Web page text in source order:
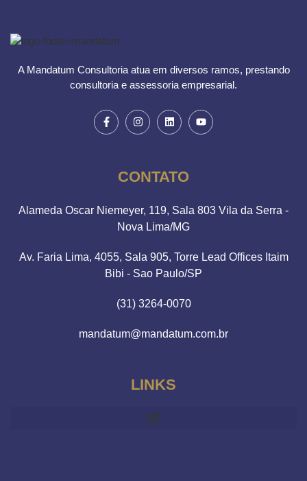
A Mandatum Consultoria atua em diversos ramos, prestando
consultoria e assessoria empresarial.
CONTATO
Alameda Oscar Niemeyer, 119, Sala 803 Vila da Serra -
Nova Lima/MG
Av. Faria Lima, 4055, Sala 905, Torre Lead Offices Itaim
Bibi - Sao Paulo/SP
(31) 3264-0070
mandatum@mandatum.com.br
LINKS